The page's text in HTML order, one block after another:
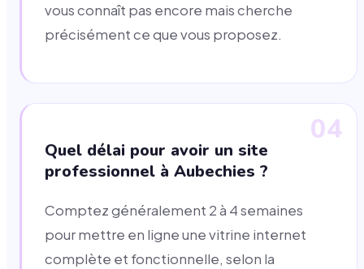
vous connaît pas encore mais cherche
précisément ce que vous proposez.
04
Quel délai pour avoir un site
professionnel à Aubechies ?
Comptez généralement 2 à 4 semaines
pour mettre en ligne une vitrine internet
complète et fonctionnelle, selon la